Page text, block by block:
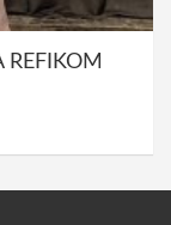
REFIKOM